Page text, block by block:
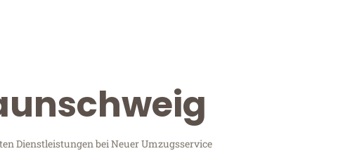
Dienstleistungen bei Neuer Umzugsservice